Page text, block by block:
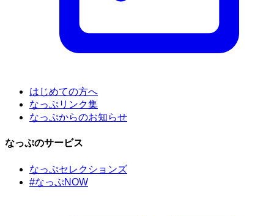
はじめての方へ
なっぷリンク集
なっぷからのお知らせ
なっぷのサービス
なっぷセレクションズ
#なっぷNOW